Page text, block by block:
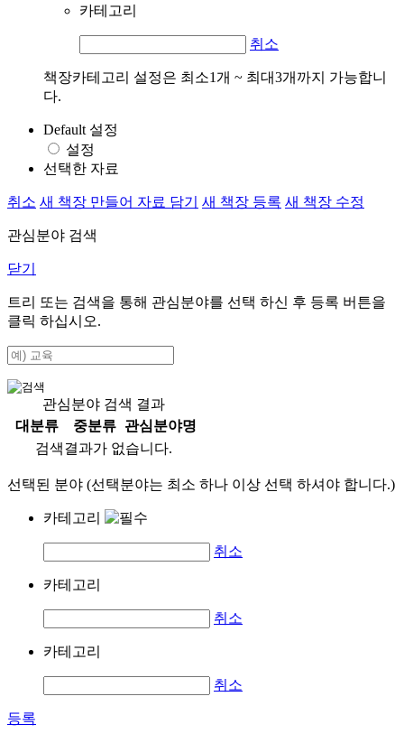
카테고리
취소
책장카테고리 설정은 최소1개 ~ 최대3개까지 가능합니
다.
Default 설정
설정
선택한 자료
취소 새 책장 만들어 자료 담기 새 책장 등록 새 책장 수정
관심분야 검색
닫기
트리 또는 검색을 통해 관심분야를 선택 하신 후 등록 버튼을
클릭 하십시오.
관심분야 검색 결과
대분류
중분류
관심분야명
검색결과가 없습니다.
선택된 분야 (선택분야는 최소 하나 이상 선택 하셔야 합니다.)
카테고리
취소
카테고리
취소
카테고리
취소
등록